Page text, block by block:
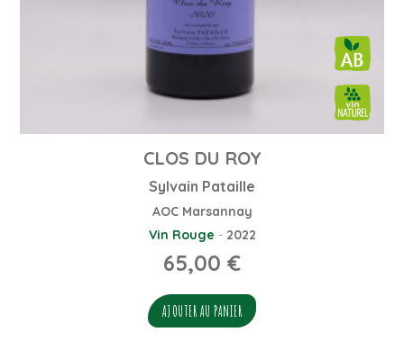
CLOS DU ROY
Sylvain Pataille
AOC Marsannay
Vin Rouge - 2022
65,00 €
AJOUTER AU PANIER